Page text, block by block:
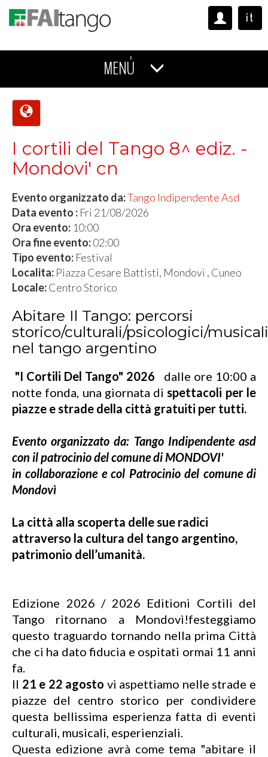
it
MENÚ
I cortili del Tango 8^ ediz. -
Mondovi' cn
Evento organizzato da:Tango Indipendente Asd
Data evento : Fri 21/08/2026
Ora evento: 10:00
Ora fine evento:02:00
Tipo evento: Festival
Localita: Piazza Cesare Battisti, Mondovi , Cuneo
Locale:Centro Storico
Abitare Il Tango: percorsi
storico/culturali/psicologici/musicali
nel tango argentino
"I Cortili Del Tango" 2026
dalle ore 10:00 a
notte fonda, una giornata dispettacoli per le
piazze e strade della città gratuiti per tutti.
Evento organizzato da: Tango Indipendente asd
con il patrocinio del comune di MONDOVI'
in collaborazione e col Patrocinio del comune di
Mondovì
La città alla scoperta delle sue radici
attraverso la cultura del tango argentino,
patrimonio dell’umanità.
Edizione 2026 / 2026 Editioni Cortili del
Tango ritornano a Mondovì!festeggiamo
questo traguardo tornando nella prima Città
che ci ha dato fiducia e ospitati ormai 11 anni
fa.
Il 21 e 22 agosto vi aspettiamo nelle strade e
piazze del centro storico per condividere
questa bellissima esperienza fatta di eventi
culturali, musicali, esperienziali.
Questa edizione avrà come tema "abitare il